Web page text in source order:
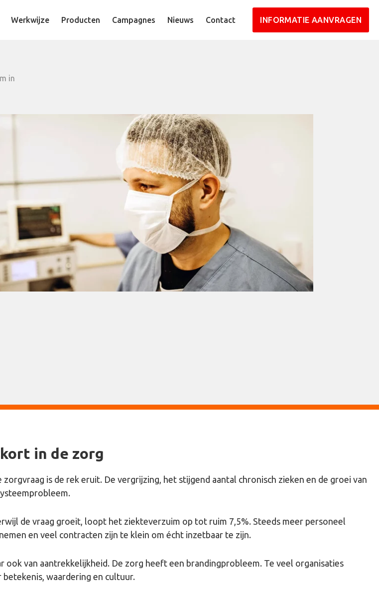
Werkwijze Producten Campagnes Nieuws Contact INFORMATIE AANVRAGEN
in
in de zorg
is de rek eruit. De vergrijzing, het stijgend aantal chronisch zieken en de groei van
de vraag groeit, loopt het ziekteverzuim op tot ruim 7,5%. Steeds meer personeel
en veel contracten zijn te klein om écht inzetbaar te zijn.
ook van aantrekkelijkheid. De zorg heeft een brandingprobleem. Te veel organisaties
waardering en cultuur.